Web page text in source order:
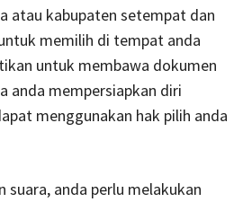
atau kabupaten setempat dan
memilih di tempat anda
untuk membawa dokumen
anda mempersiapkan diri
menggunakan hak pilih anda
suara, anda perlu melakukan